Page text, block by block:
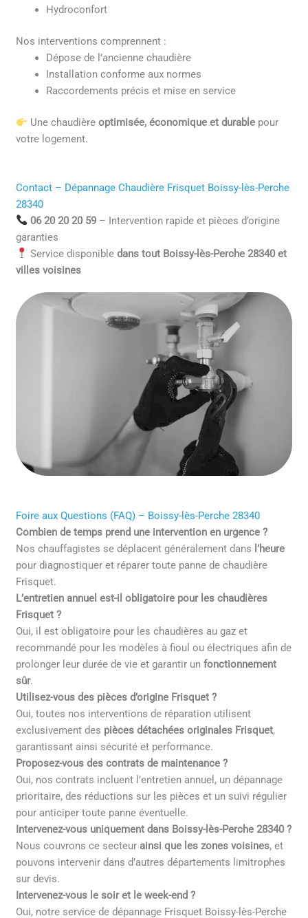
Hydroconfort
Nos interventions comprennent :
Dépose de l’ancienne chaudière
Installation conforme aux normes
Raccordements précis et mise en service
Une chaudière optimisée, économique et durablepour
votre logement.
Contact – Dépannage Chaudière Frisquet Boissy-lès-Perche
28340
06 20 20 20 59– Intervention rapide et pièces d’origine
garanties
Service disponible dans tout Boissy-lès-Perche 28340 et
villes voisines
Foire aux Questions (FAQ) – Boissy-lès-Perche 28340
Combien de temps prend une intervention en urgence ?
Nos chauffagistes se déplacent généralement dans l’heure
pour diagnostiquer et réparer toute panne de chaudière
Frisquet.
L’entretien annuel est-il obligatoire pour les chaudières
Frisquet ?
Oui, il est obligatoire pour les chaudières au gaz et
recommandé pour les modèles à fioul ou électriques afin de
prolonger leur durée de vie et garantir unfonctionnement
sûr.
Utilisez-vous des pièces d’origine Frisquet ?
Oui, toutes nos interventions de réparation utilisent
exclusivement des pièces détachées originales Frisquet,
garantissant ainsi sécurité et performance.
Proposez-vous des contrats de maintenance ?
Oui, nos contrats incluent l’entretien annuel, un dépannage
prioritaire, des réductions sur les pièces et un suivi régulier
pour anticiper toute panne éventuelle.
Intervenez-vous uniquement dans Boissy-lès-Perche 28340 ?
Nous couvrons ce secteur ainsi que les zones voisines, et
pouvons intervenir dans d’autres départements limitrophes
sur devis.
Intervenez-vous le soir et le week-end ?
Oui, notre service de dépannage Frisquet Boissy-lès-Perche